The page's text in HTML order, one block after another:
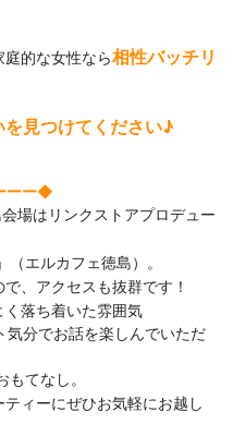
的な女性なら相性バッチリ
見つけてください♪
ーー◆
場はリンクストアプロデュー
」（エルカフェ徳島）。
、アクセスも抜群です！
落ち着いた雰囲気
分でお話を楽しんでいただ
もてなし。
ィーにぜひお気軽にお越し